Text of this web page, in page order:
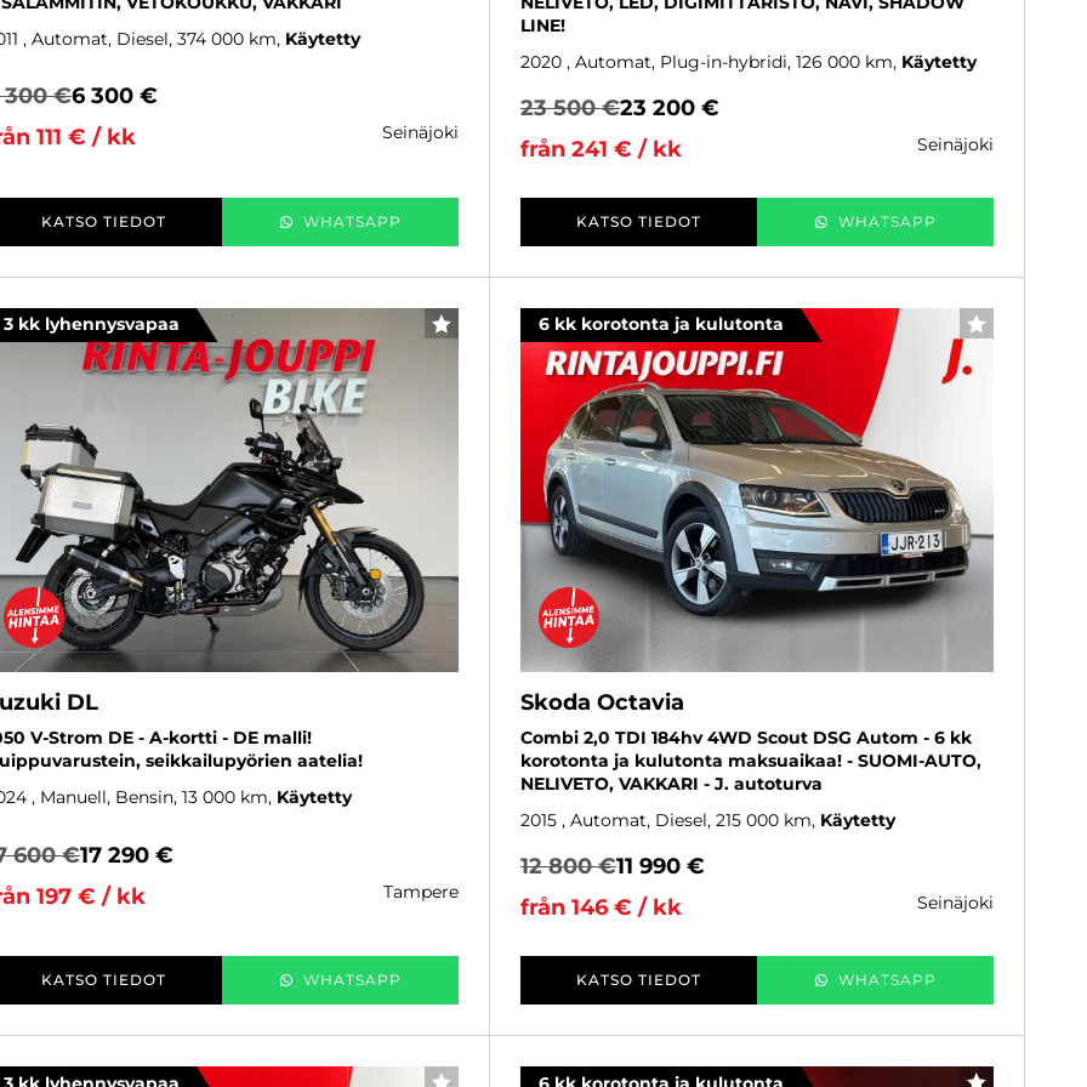
, Automat, Diesel, 374 000 km Käytetty
300 €6 300 €
111 € / kk
seinäjoki
KATSO TIEDOT WHATSAPP
LINE!
2020 , Automat, Plug-in-hybridi, 126 000 km Käytetty
23 500 €23 200 €
från 241 € / kk
seinäjoki
KATSO TIEDOT WHATSAPP
3 kk lyhennysvapaa FAVORITER
DL
V-Strom DE - A-kortti - DE malli!
seikkailupyörien aatelia!
, Manuell, Bensin, 13 000 km Käytetty
600 €17 290 €
197 € / kk
tampere
KATSO TIEDOT WHATSAPP
6 kk korotonta ja kulutonta FAVORITER
Skoda Octavia
Combi 2,0 TDI 184hv 4WD Scout DSG Autom - 6 kk
korotonta ja kulutonta maksuaikaa! - SUOMI-AUTO,
NELIVETO, VAKKARI - J. autoturva
2015 , Automat, Diesel, 215 000 km Käytetty
12 800 €11 990 €
från 146 € / kk
seinäjoki
KATSO TIEDOT WHATSAPP